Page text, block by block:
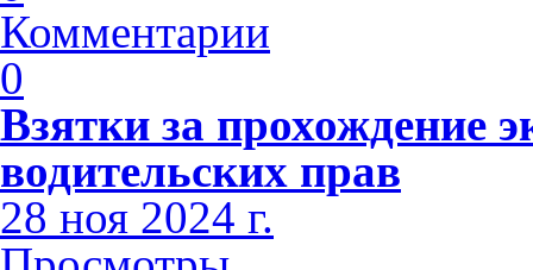
Комментарии
0
Взятки за прохождение
водительских прав
28 ноя 2024 г.